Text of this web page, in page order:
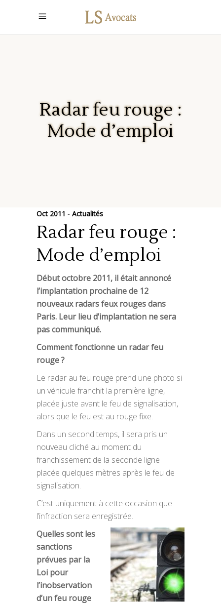
Radar feu rouge :
Mode d’emploi
Oct 2011 Actualités
Radar feu rouge :
Mode d’emploi
Début octobre 2011, il était annoncé
l’implantation prochaine de 12
nouveaux radars feux rouges dans
Paris. Leur lieu d’implantation ne sera
pas communiqué.
Comment fonctionne un radar feu
rouge ?
Le radar au feu rouge prend une photo si
un véhicule franchit la première ligne,
placée juste avant le feu de signalisation,
alors que le feu est au rouge fixe.
Dans un second temps, il sera pris un
nouveau cliché au moment du
franchissement de la seconde ligne
placée quelques mètres après le feu de
signalisation.
C’est uniquement à cette occasion que
l’infraction sera enregistrée.
Quelles sont les
sanctions
prévues par la
Loi pour
l’inobservation
d’un feu rouge